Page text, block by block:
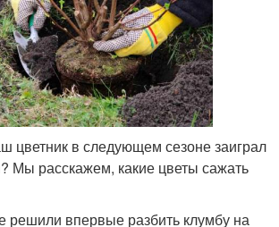
цветник в следующем сезоне заиграл
Мы расскажем, какие цветы сажать
решили впервые разбить клумбу на